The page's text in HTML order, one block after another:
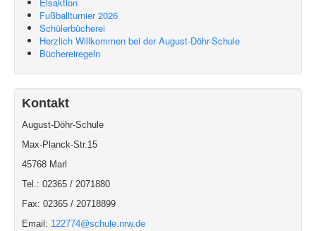
Fußballturnier 2026
Schülerbücherei
Herzlich Willkommen bei der August-Döhr-Schule
Büchereiregeln
Kontakt
August-Döhr-Schule
Max-Planck-Str.15
45768 Marl
Tel.: 02365 / 2071880
Fax: 02365 / 20718899
Email: 122774@schule.nrw.de